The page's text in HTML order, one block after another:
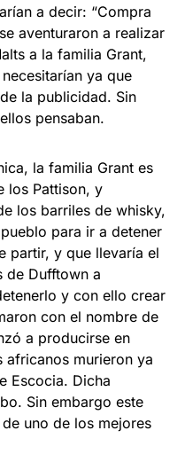
a decir: “Compra
aventuraron a realizar
a la familia Grant,
ya que
la publicidad. Sin
pensaban.
la familia Grant es
los Pattison, y
los barriles de whisky,
para ir a detener
partir, y que llevaría el
de Dufftown a
y con ello crear
con el nombre de
a producirse en
murieron ya
Escocia. Dicha
Sin embargo este
uno de los mejores